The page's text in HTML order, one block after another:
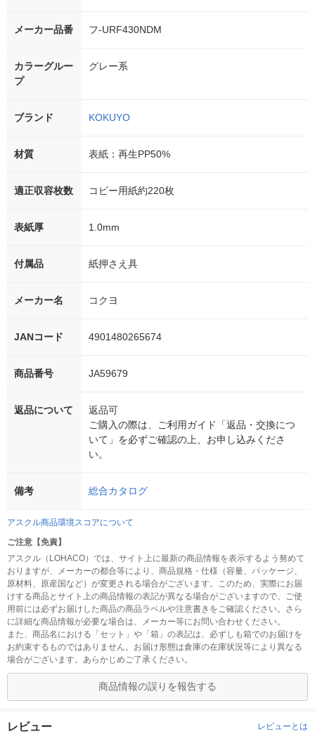
メーカー品番 フ-URF430NDM
カラーグルー
プ
グレー系
ブランド KOKUYO
材質 表紙：再生PP50%
適正収容枚数 コピー用紙約220枚
表紙厚 1.0mm
付属品 紙押さえ具
メーカー名 コクヨ
JANコード 4901480265674
商品番号 JA59679
返品について
返品可
ご購入の際は、ご利用ガイド「返品・交換につ
いて」を必ずご確認の上、お申し込みくださ
い。
備考 総合カタログ
アスクル商品環境スコアについて
ご注意【免責】
アスクル（LOHACO）では、サイト上に最新の商品情報を表示するよう努めて
おりますが、メーカーの都合等により、商品規格・仕様（容量、パッケージ、
原材料、原産国など）が変更される場合がございます。このため、実際にお届
けする商品とサイト上の商品情報の表記が異なる場合がございますので、ご使
用前には必ずお届けした商品の商品ラベルや注意書きをご確認ください。さら
に詳細な商品情報が必要な場合は、メーカー等にお問い合わせください。
また、商品名における「セット」や「箱」の表記は、必ずしも箱でのお届けを
お約束するものではありません。お届け形態は倉庫の在庫状況等により異なる
場合がございます。あらかじめご了承ください。
商品情報の誤りを報告する
レビュー レビューとは